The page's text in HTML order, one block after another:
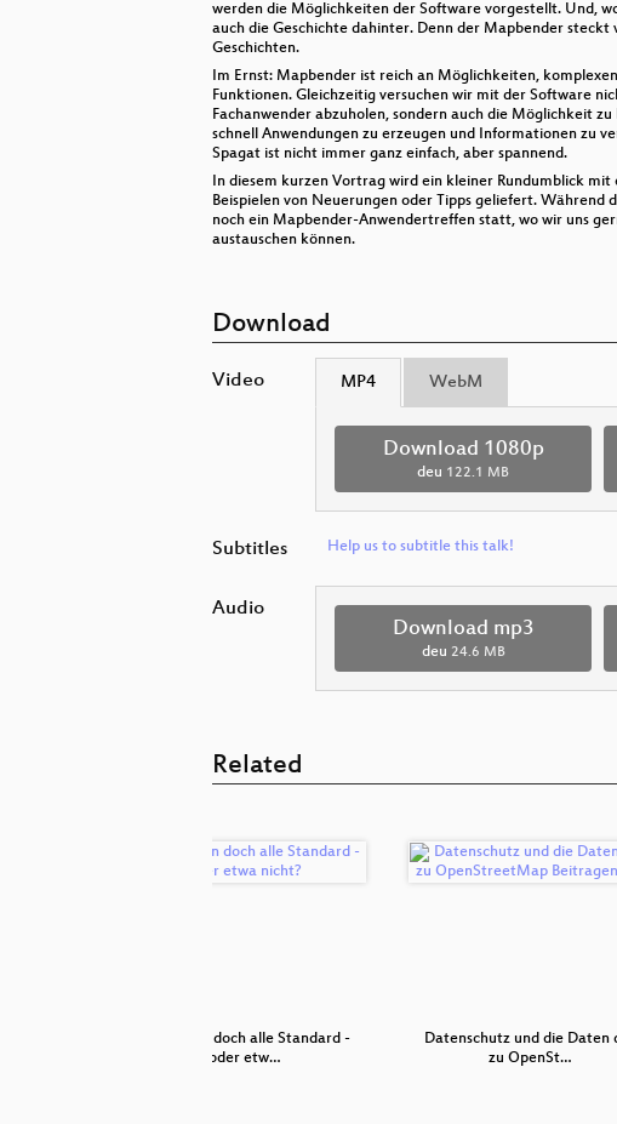
werden die Möglichkeiten der Software vorgestellt. Und,
auch die Geschichte dahinter. Denn der Mapbender steckt
Geschichten.
Im Ernst: Mapbender ist reich an Möglichkeiten,
Funktionen. Gleichzeitig versuchen wir mit der Software
Fachanwender abzuholen, sondern auch die Möglichkeit
schnell Anwendungen zu erzeugen und Informationen zu
Spagat ist nicht immer ganz einfach, aber spannend.
In diesem kurzen Vortrag wird ein kleiner Rundumblick mit
Beispielen von Neuerungen oder Tipps geliefert. Während
noch ein Mapbender-Anwendertreffen statt, wo wir uns
austauschen können.
Download
Video MP4 WebM
Download 1080p
deu 122.1 MB
Subtitles Help us to subtitle this talk!
Audio
Download mp3
deu 24.6 MB
Related
Wir reden doch alle Standard -
oder etw…
Datenschutz und die Daten
zu OpenSt…